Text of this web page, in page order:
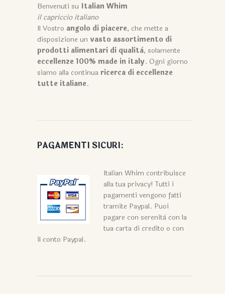
Benvenuti su Italian Whim
il capriccio italiano
Il Vostro angolo di piacere, che mette a
disposizione un vasto assortimento di
prodotti alimentari di qualità, solamente
eccellenze 100% made in italy. Ogni giorno
siamo alla continuaricerca di eccellenze
tutte italiane.
PAGAMENTI SICURI:
Italian Whim contribuisce
alla tua privacy! Tutti i
pagamenti vengono fatti
tramite Paypal. Puoi
pagare con serenità con la
tua carta di credito o con
il conto Paypal.